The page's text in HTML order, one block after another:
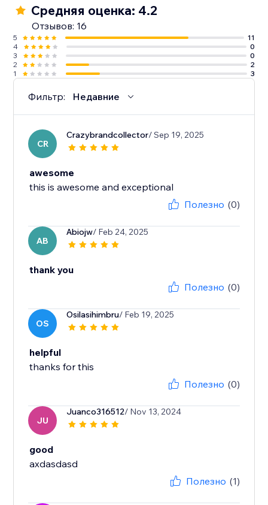
Средняя оценка: 4.2
Отзывов: 16
5
11
4
0
3
0
2
2
1
3
Фильтр: Недавние
CR
Crazybrandcollector/ Sep 19, 2025
awesome
this is awesome and exceptional
Полезно (0)
AB
Abiojw/ Feb 24, 2025
thank you
Полезно (0)
OS
Osilasihimbru/ Feb 19, 2025
helpful
Полезно (0)
JU
Juanco316512/ Nov 13, 2024
good
axdasdasd
Полезно (1)